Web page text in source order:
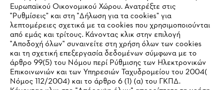
STIHL Συχνές ερωτήσεις
Service
IHR BROWSER WIRD NICHT
Ευρωπαϊκού Οικονομικού Χώρου. Ανατρέξτε στις
"Ρυθμίσεις" και στη "Δήλωση για τα cookies" για
λεπτομέρειες σχετικά με τα cookies που χρησιμοποιούνται
από εμάς και τρίτους. Κάνοντας κλικ στην επιλογή
"Αποδοχή όλων" συναινείτε στη χρήση όλων των cookies
και τη σχετική επεξεργασία δεδομένων σύμφωνα με το
άρθρο 99(5) του Νόμου περί Ρύθμισης των Ηλεκτρονικών
Επικοινωνιών και των Υπηρεσιών Ταχυδρομείου του 2004(
Νόμος 112/2004) και το άρθρο 6 (1) (α) του ΓΚΠΔ.